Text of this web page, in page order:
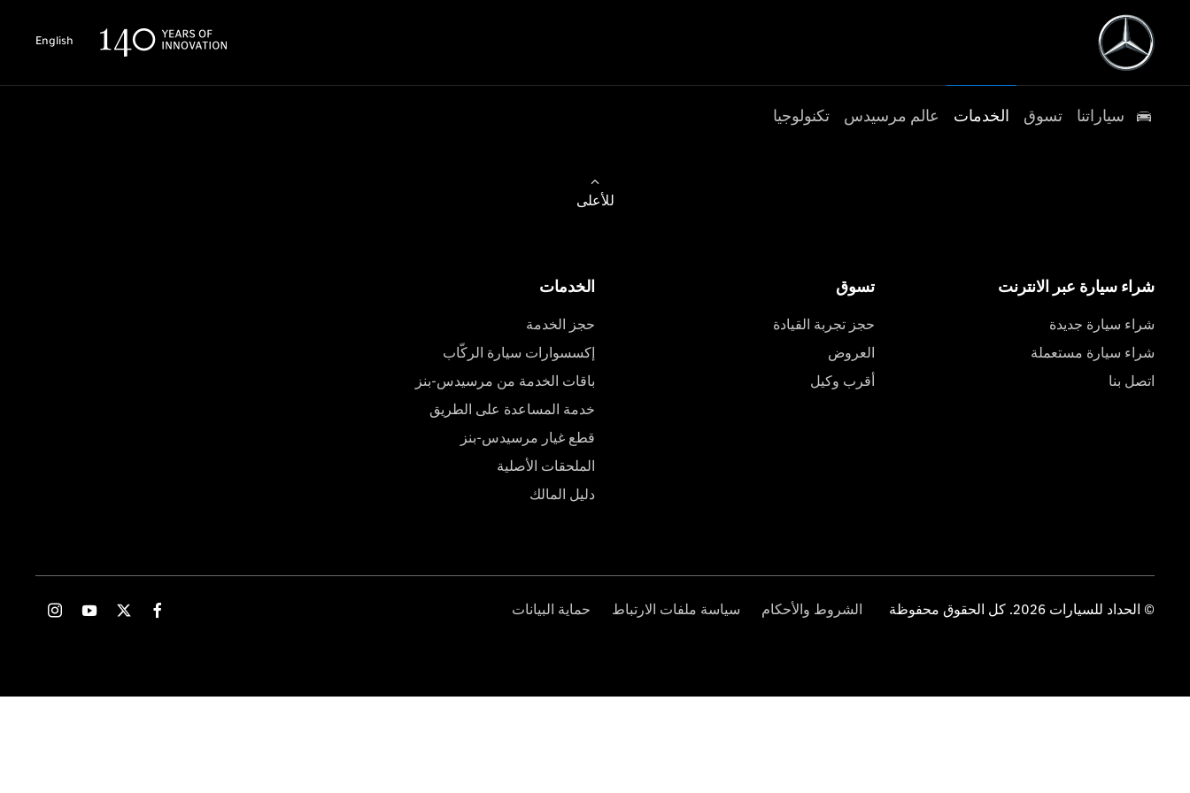
English
سياراتنا تسوق الخدمات عالم مرسيدس تكنولوجيا
للأعلى
شراء سيارة عبر الانترنت
شراء سيارة جديدة
شراء سيارة مستعملة
اتصل بنا
تسوق
حجز تجربة القيادة
العروض
أقرب وكيل
الخدمات
حجز الخدمة
إكسسوارات سيارة الركّاب
باقات الخدمة من مرسيدس-بنز
خدمة المساعدة على الطريق
قطع غيار مرسيدس-بنز
الملحقات الأصلية
دليل المالك
© الحداد للسيارات 2026. كل الحقوق محفوظة الشروط والأحكام سياسة ملفات الارتباط حماية البيانات